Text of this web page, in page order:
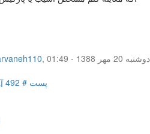
,
دوشنبه 20 مهر 1388 - 01:49
پست # 492